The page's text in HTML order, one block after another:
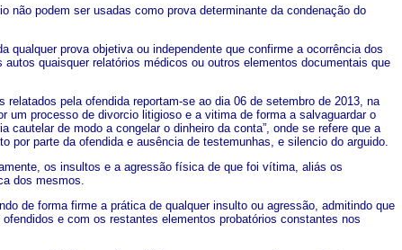
não podem ser usadas como prova determinante da condenação do
qualquer prova objetiva ou independente que confirme a ocorrência dos
quaisquer relatórios médicos ou outros elementos documentais que
pela ofendida reportam-se ao dia 06 de setembro de 2013, na
um processo de divorcio litigioso e a vitima de forma a salvaguardar o
de modo a congelar o dinheiro da conta”, onde se refere que a
por parte da ofendida e ausência de testemunhas, e silencio do arguido.
os insultos e a agressão física de que foi vítima, aliás os
dos mesmos.
de forma firme a prática de qualquer insulto ou agressão, admitindo que
e com os restantes elementos probatórios constantes nos